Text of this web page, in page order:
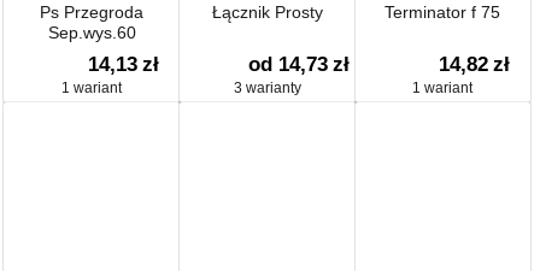
Ps Przegroda
Sep.wys.60
14,13 zł
1 wariant
Łącznik Prosty
od 14,73 zł
3 warianty
Terminator f 75
14,82 zł
1 wariant